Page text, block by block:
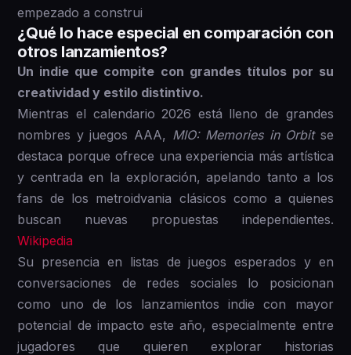
empezado a construi
¿Qué lo hace especial en comparación con
otros lanzamientos?
Un indie que compite con grandes títulos por su
creatividad y estilo distintivo.
Mientras el calendario 2026 está lleno de grandes
nombres y juegos AAA, MIO: Memories in Orbitse
destaca porque ofrece una experiencia más artística
y centrada en la exploración, apelando tanto a los
fans de los metroidvania clásicos como a quienes
buscan nuevas propuestas independientes.
Wikipedia
Su presencia en listas de juegos esperados y en
conversaciones de redes sociales lo posicionan
como uno de los lanzamientos indie con mayor
potencial de impacto este año, especialmente entre
jugadores que quieren explorar historias